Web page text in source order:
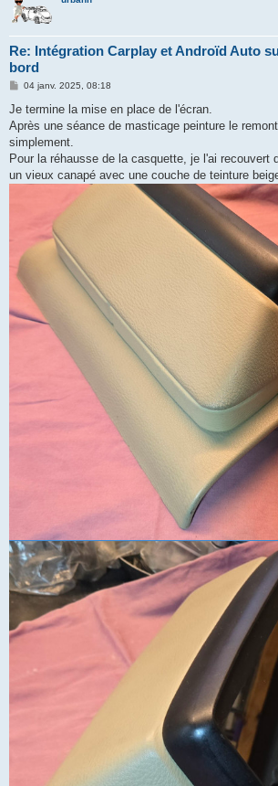
Re: Intégration Carplay et Androïd Auto
bord
M
s
a
g
04 janv. 2025, 08:18
Je termine la mise en place de l'écran.
Après une séance de masticage peinture le
simplement.
Pour la réhausse de la casquette, je l'ai recouvert
un vieux canapé avec une couche de teinture